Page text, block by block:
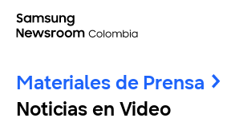
Materiales de Prensa
Noticias en Video